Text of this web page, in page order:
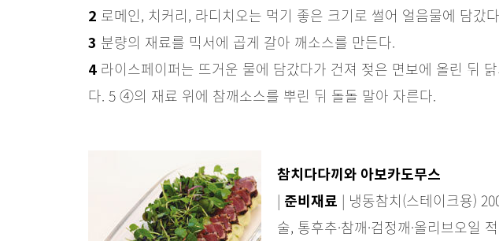
2 로메인, 치커리, 라디치오는 먹기 좋은 크기로 썰어 얼음물에 담갔
3 분량의 재료를 믹서에 곱게 갈아 깨소스를 만든다.
4 라이스페이퍼는 뜨거운 물에 담갔다가 건져 젖은 면보에 올린 뒤
다. 5 ④의 재료 위에 참깨소스를 뿌린 뒤 돌돌 말아 자른다.
참치다다끼와 아보카도무스
| 준비재료 | 냉동참치(스테이크용)
술, 통후추·참깨·검정깨·올리브오일